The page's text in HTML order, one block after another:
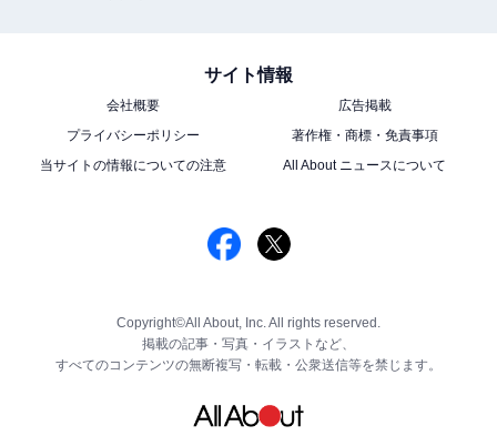
サイト情報
会社概要
広告掲載
プライバシーポリシー
著作権・商標・免責事項
当サイトの情報についての注意
All About ニュースについて
Copyright©All About, Inc. All rights reserved.
掲載の記事・写真・イラストなど、
すべてのコンテンツの無断複写・転載・公衆送信等を禁じます。